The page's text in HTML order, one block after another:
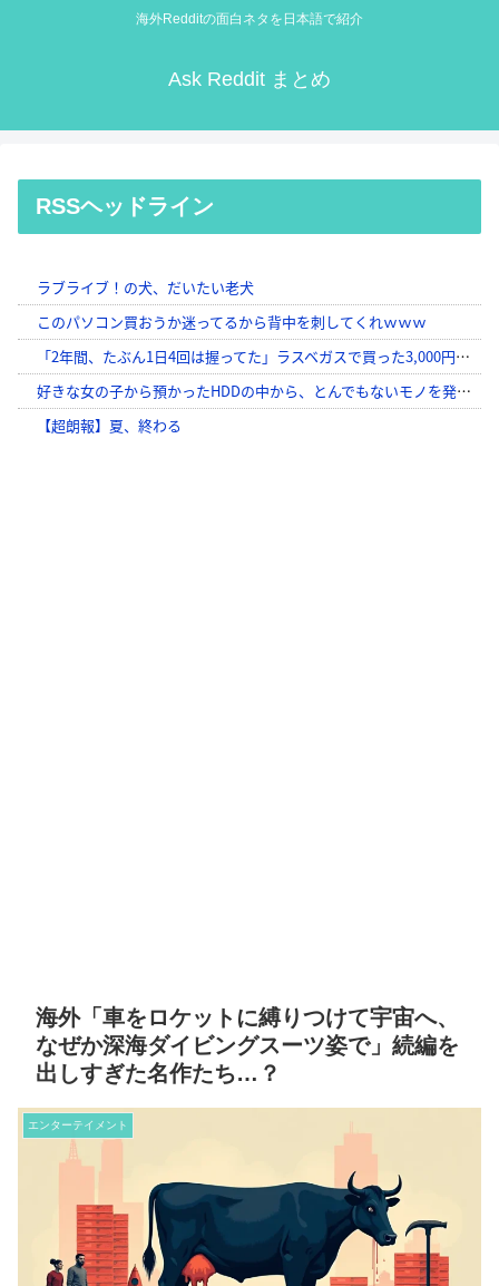
海外Redditの面白ネタを日本語で紹介
Ask Reddit まとめ
RSSヘッドライン
海外「車をロケットに縛りつけて宇宙へ、
なぜか深海ダイビングスーツ姿で」続編を
出しすぎた名作たち…？
エンターテイメント